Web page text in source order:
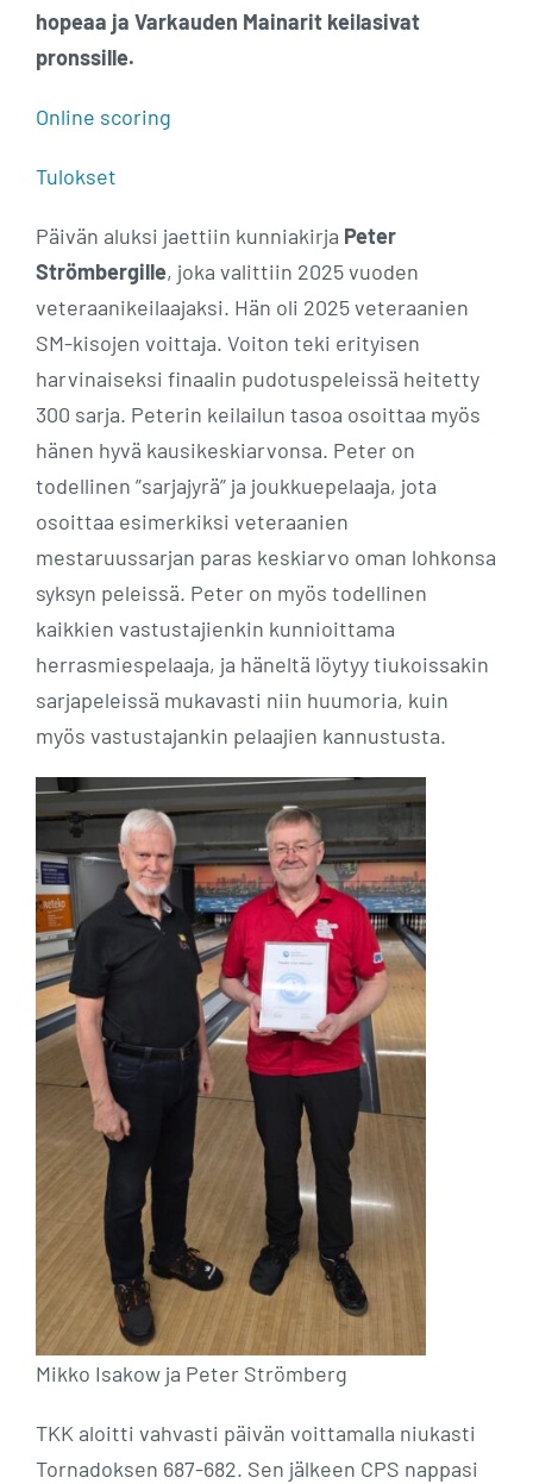
hopeaa ja Varkauden Mainarit keilasivat
pronssille.
Online scoring
Tulokset
Päivän aluksi jaettiin kunniakirja Peter
Strömbergille, joka valittiin 2025 vuoden
veteraanikeilaajaksi. Hän oli 2025 veteraanien
SM-kisojen voittaja. Voiton teki erityisen
harvinaiseksi finaalin pudotuspeleissä heitetty
300 sarja. Peterin keilailun tasoa osoittaa myös
hänen hyvä kausikeskiarvonsa. Peter on
todellinen ”sarjajyrä” ja joukkuepelaaja, jota
osoittaa esimerkiksi veteraanien
mestaruussarjan paras keskiarvo oman lohkonsa
syksyn peleissä. Peter on myös todellinen
kaikkien vastustajienkin kunnioittama
herrasmiespelaaja, ja häneltä löytyy tiukoissakin
sarjapeleissä mukavasti niin huumoria, kuin
myös vastustajankin pelaajien kannustusta.
Mikko Isakow ja Peter Strömberg
TKK aloitti vahvasti päivän voittamalla niukasti
Tornadoksen 687-682. Sen jälkeen CPS nappasi